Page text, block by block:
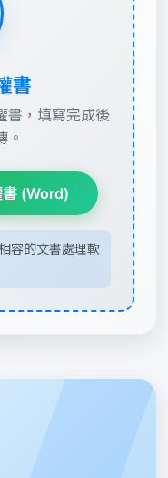
書
書，填寫完成後
。
書 (Word)
容的文書處理軟